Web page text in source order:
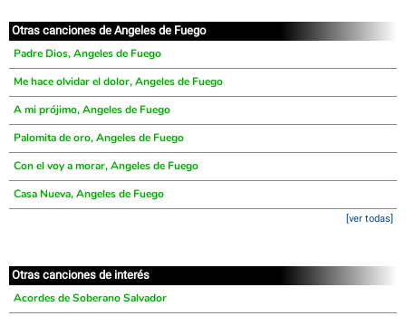
Otras canciones de Angeles de Fuego
Padre Dios, Angeles de Fuego
Me hace olvidar el dolor, Angeles de Fuego
A mi prójimo, Angeles de Fuego
Palomita de oro, Angeles de Fuego
Con el voy a morar, Angeles de Fuego
Casa Nueva, Angeles de Fuego
[ver todas]
Otras canciones de interés
Acordes de Soberano Salvador